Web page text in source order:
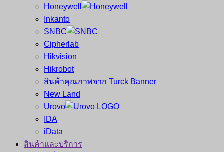
Honeywell
Inkanto
SNBC
Cipherlab
Hikvision
Hikrobot
สินค้าคุณภาพจาก Turck Banner
New Land
Urovo
IDA
iData
สินค้าและบริการ